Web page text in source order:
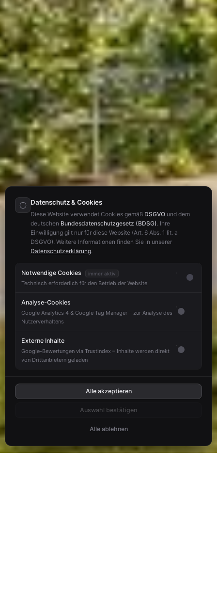
Datenschutz & Cookies
Diese Website verwendet Cookies gemäß DSGVO und dem
deutschen Bundesdatenschutzgesetz (BDSG). Ihre
Einwilligung gilt nur für diese Website (Art. 6 Abs. 1 lit. a
DSGVO). Weitere Informationen finden Sie in unserer
Datenschutzerklärung.
Notwendige Cookies immer aktiv
Technisch erforderlich für den Betrieb der Website
Analyse-Cookies
Google Analytics 4 & Google Tag Manager – zur Analyse des
Nutzerverhaltens
Externe Inhalte
Google-Bewertungen via Trustindex – Inhalte werden direkt
von Drittanbietern geladen
Alle akzeptieren
Auswahl bestätigen
Alle ablehnen